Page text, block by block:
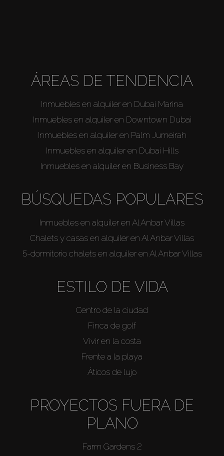
ÁREAS DE TENDENCIA
Inmuebles en alquiler en Dubai Marina
Inmuebles en alquiler en Downtown Dubai
Inmuebles en alquiler en Palm Jumeirah
Inmuebles en alquiler en Dubai Hills
Inmuebles en alquiler en Business Bay
BÚSQUEDAS POPULARES
Inmuebles en alquiler en Al Anbar Villas
Chalets y casas en alquiler en Al Anbar Villas
5-dormitorio chalets en alquiler en Al Anbar Villas
ESTILO DE VIDA
Centro de la ciudad
Finca de golf
Vivir en la costa
Frente a la playa
Áticos de lujo
PROYECTOS FUERA DE
PLANO
Farm Gardens 2